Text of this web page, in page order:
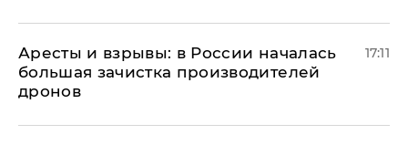
Аресты и взрывы: в России началась
большая зачистка производителей
дронов
17:11